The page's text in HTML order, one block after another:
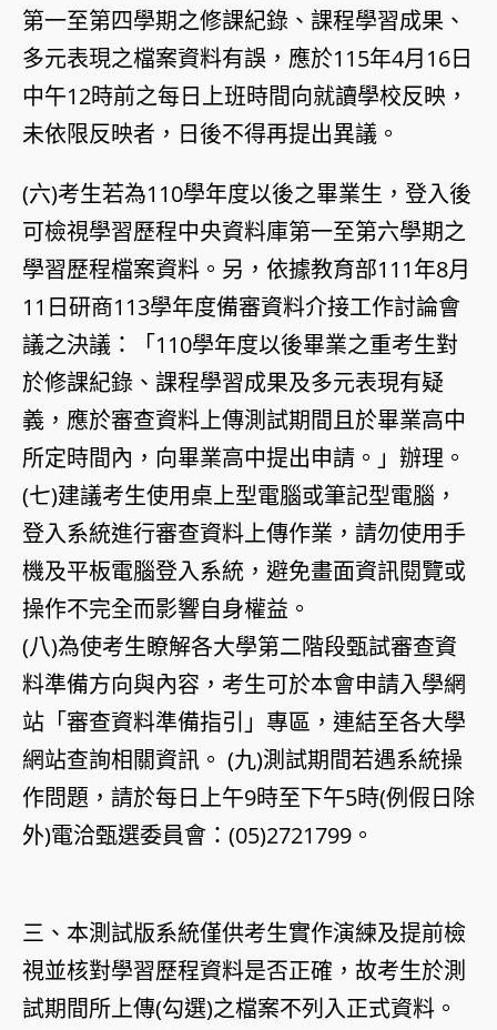
第一至第四學期之修課紀錄、課程學習成果、
多元表現之檔案資料有誤，應於115年4月16日
中午12時前之每日上班時間向就讀學校反映，
未依限反映者，日後不得再提出異議。
(六)考生若為110學年度以後之畢業生，登入後
可檢視學習歷程中央資料庫第一至第六學期之
學習歷程檔案資料。另，依據教育部111年8月
11日研商113學年度備審資料介接工作討論會
議之決議：「110學年度以後畢業之重考生對
於修課紀錄、課程學習成果及多元表現有疑
義，應於審查資料上傳測試期間且於畢業高中
所定時間內，向畢業高中提出申請。」辦理。
(七)建議考生使用桌上型電腦或筆記型電腦，
登入系統進行審查資料上傳作業，請勿使用手
機及平板電腦登入系統，避免畫面資訊閱覽或
操作不完全而影響自身權益。
(八)為使考生瞭解各大學第二階段甄試審查資
料準備方向與內容，考生可於本會申請入學網
站「審查資料準備指引」專區，連結至各大學
網站查詢相關資訊。 (九)測試期間若遇系統操
作問題，請於每日上午9時至下午5時(例假日除
外)電洽甄選委員會：(05)2721799。
三、本測試版系統僅供考生實作演練及提前檢
視並核對學習歷程資料是否正確，故考生於測
試期間所上傳(勾選)之檔案不列入正式資料。